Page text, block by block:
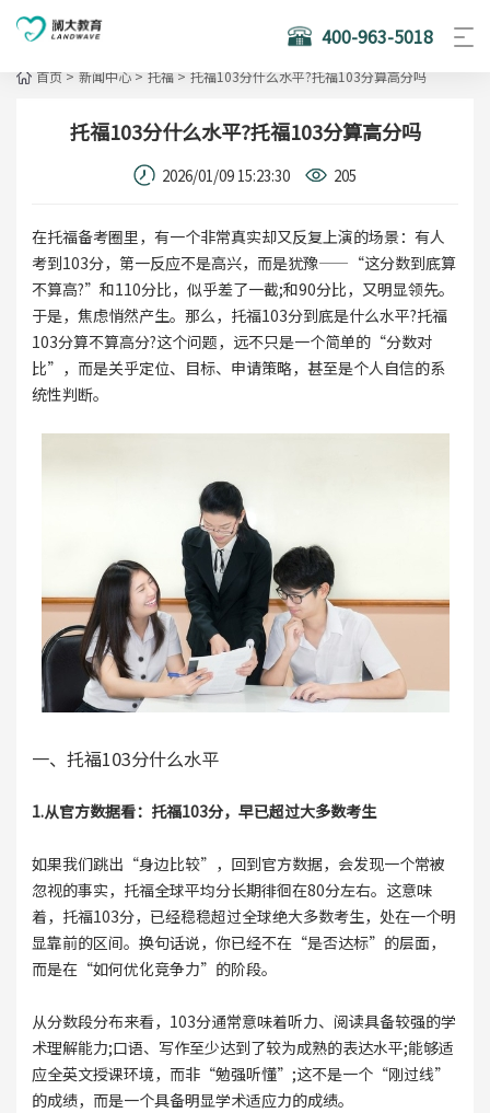
400-963-5018
首页 > 新闻中心 > 托福 > 托福103分什么水平?托福103分算高分吗
托福103分什么水平?托福103分算高分吗
2026/01/09 15:23:30 205
在托福备考圈里，有一个非常真实却又反复上演的场景：有人
考到103分，第一反应不是高兴，而是犹豫——“这分数到底算
不算高?”和110分比，似乎差了一截;和90分比，又明显领先。
于是，焦虑悄然产生。那么，托福103分到底是什么水平?托福
103分算不算高分?这个问题，远不只是一个简单的“分数对
比”，而是关乎定位、目标、申请策略，甚至是个人自信的系
统性判断。
一、托福103分什么水平
1.从官方数据看：托福103分，早已超过大多数考生
如果我们跳出“身边比较”，回到官方数据，会发现一个常被
忽视的事实，托福全球平均分长期徘徊在80分左右。这意味
着，托福103分，已经稳稳超过全球绝大多数考生，处在一个明
显靠前的区间。换句话说，你已经不在“是否达标”的层面，
而是在“如何优化竞争力”的阶段。
从分数段分布来看，103分通常意味着听力、阅读具备较强的学
术理解能力;口语、写作至少达到了较为成熟的表达水平;能够适
应全英文授课环境，而非“勉强听懂”;这不是一个“刚过线”
的成绩，而是一个具备明显学术适应力的成绩。